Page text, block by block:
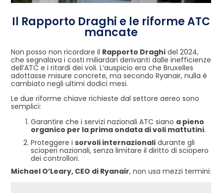
Il Rapporto Draghi e le riforme ATC
mancate
Non posso non ricordare il Rapporto Draghi del 2024,
che segnalava i costi miliardari derivanti dalle inefficienze
dell’ATC e i ritardi dei voli. L’auspicio era che Bruxelles
adottasse misure concrete, ma secondo Ryanair, nulla è
cambiato negli ultimi dodici mesi.
Le due riforme chiave richieste dal settore aereo sono
semplici:
Garantire che i servizi nazionali ATC siano a pieno
organico per la prima ondata di voli mattutini.
Proteggere i sorvoli internazionali durante gli
scioperi nazionali, senza limitare il diritto di sciopero
dei controllori.
Michael O’Leary, CEO di Ryanair, non usa mezzi termini: